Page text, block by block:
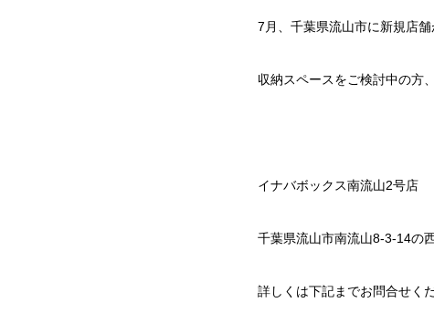
7月、千葉県流山市に新規店舗
収納スペースをご検討中の方
イナバボックス南流山2号店
千葉県流山市南流山8-3-14の
詳しくは下記までお問合せくだ